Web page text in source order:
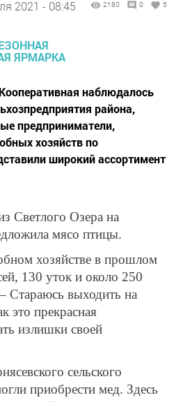
2021 - 08:45 2180 0 5
наблюдалось
района,
предприниматели,
хозяйств по
широкий ассортимент
Светлого Озера на
мясо птицы.
хозяйстве в прошлом
130 уток и около 250
Стараюсь выходить на
это прекрасная
излишки своей
сельского
приобрести мед. Здесь